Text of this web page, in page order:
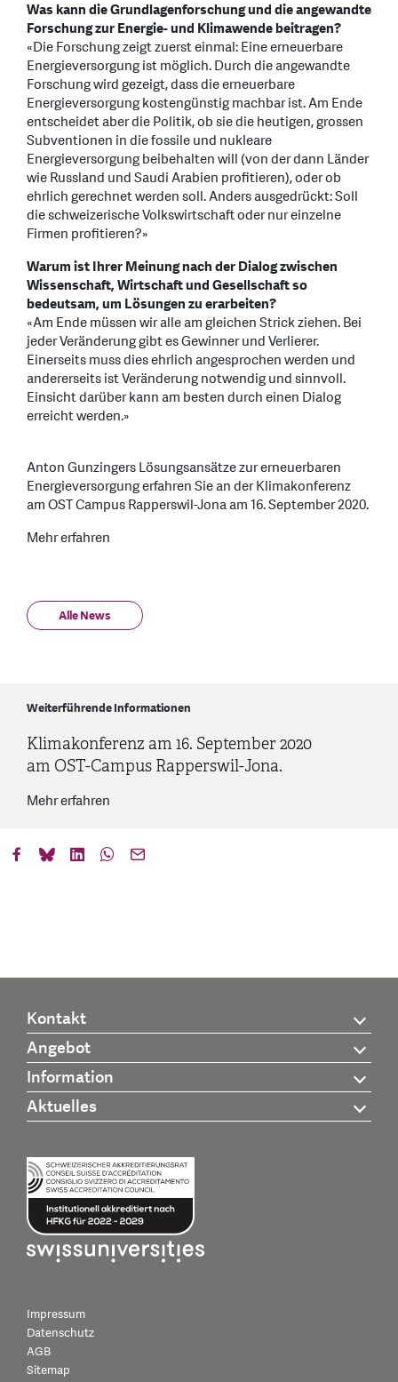
Was kann die Grundlagenforschung und die angewandte
Forschung zur Energie- und Klimawende beitragen?
«Die Forschung zeigt zuerst einmal: Eine erneuerbare
Energieversorgung ist möglich. Durch die angewandte
Forschung wird gezeigt, dass die erneuerbare
Energieversorgung kostengünstig machbar ist. Am Ende
entscheidet aber die Politik, ob sie die heutigen, grossen
Subventionen in die fossile und nukleare
Energieversorgung beibehalten will (von der dann Länder
wie Russland und Saudi Arabien profitieren), oder ob
ehrlich gerechnet werden soll. Anders ausgedrückt: Soll
die schweizerische Volkswirtschaft oder nur einzelne
Firmen profitieren?»
Warum ist Ihrer Meinung nach der Dialog zwischen
Wissenschaft, Wirtschaft und Gesellschaft so
bedeutsam, um Lösungen zu erarbeiten?
«Am Ende müssen wir alle am gleichen Strick ziehen. Bei
jeder Veränderung gibt es Gewinner und Verlierer.
Einerseits muss dies ehrlich angesprochen werden und
andererseits ist Veränderung notwendig und sinnvoll.
Einsicht darüber kann am besten durch einen Dialog
erreicht werden.»
Anton Gunzingers Lösungsansätze zur erneuerbaren
Energieversorgung erfahren Sie an der Klimakonferenz
am OST Campus Rapperswil-Jona am 16. September 2020.
Mehr erfahren
Alle News
Weiterführende Informationen
Klimakonferenz am 16. September 2020
am OST-Campus Rapperswil-Jona.
Mehr erfahren
Kontakt
Angebot
Information
Aktuelles
Impressum
Datenschutz
AGB
Sitemap